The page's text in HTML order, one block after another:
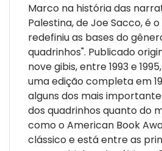
Marco na história das
Palestina, de Joe Sacco, é
redefiniu as bases do
quadrinhos". Publicado
nove gibis, entre 1993 e
uma edição completa em
alguns dos mais
dos quadrinhos quanto do
como o American Book
clássico e está entre as